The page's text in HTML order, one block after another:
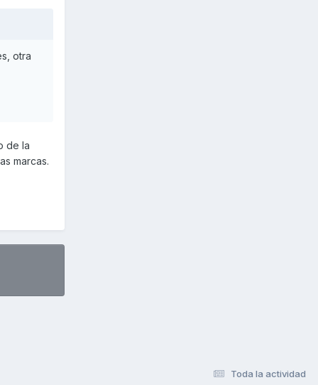
otra
de la
marcas.
Toda la actividad